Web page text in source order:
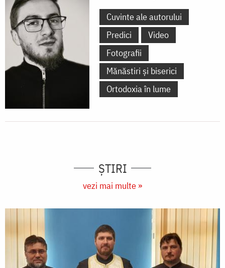
Cuvinte ale autorului
Predici
Video
Fotografii
Mănăstiri și biserici
Ortodoxia în lume
ȘTIRI
vezi mai multe »